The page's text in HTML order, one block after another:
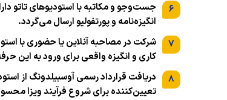
۶
جست‌وجو و مکاتبه با استودیوهای تاتو
انگیزه‌نامه و پورتفولیو ارسال می‌گردد.
۷
شرکت در مصاحبه آنلاین یا حضوری با
کاری و انگیزه واقعی برای ورود به این
۸
دریافت قرارداد رسمی آوسبیلدونگ از
تعیین‌کننده برای شروع فرآیند ویزا